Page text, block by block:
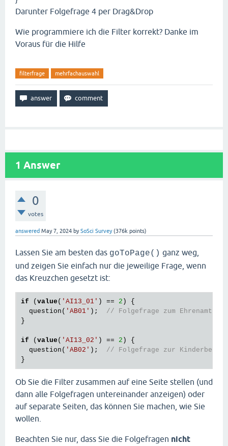
Darunter Folgefrage 4 per Drag&Drop
Wie programmiere ich die Filter korrekt? Danke im
Voraus für die Hilfe
filterfrage mehrfachauswahl
1 Answer
0
votes
answered May 7, 2024 bySoSci Survey (376k points)
Lassen Sie am besten das goToPage() ganz weg,
und zeigen Sie einfach nur die jeweilige Frage, wenn
das Kreuzchen gesetzt ist:
if ( value ( 'AI13_01' ) == 2 ) {
  question(
'AB01' ); // Folgefrage zum Ehrenamt
}
if ( value ( 'AI13_02' ) == 2 ) {
  question(
'AB02' ); // Folgefrage zur
Ob Sie die Filter zusammen auf eine Seite stellen (und
dann alle Folgefragen untereinander anzeigen) oder
auf separate Seiten, das können Sie machen, wie Sie
wollen.
Beachten Sie nur, dass Sie die Folgefragen nicht